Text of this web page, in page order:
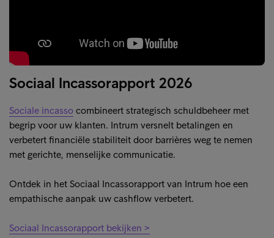
Sociaal Incassorapport 2026
Sociale incasso combineert strategisch schuldbeheer met
begrip voor uw klanten. Intrum versnelt betalingen en
verbetert financiële stabiliteit door barrières weg te nemen
met gerichte, menselijke communicatie.
Ontdek in het Sociaal Incassorapport van Intrum hoe een
empathische aanpak uw cashflow verbetert.
Sociaal Incassorapport bekijken >